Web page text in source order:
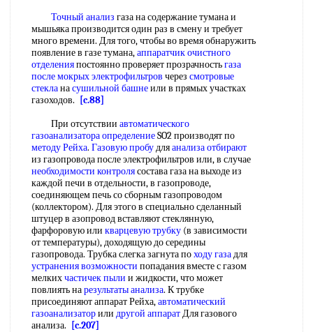
Точный анализ газа на содержание тумана и
мышьяка производится один раз в смену и требует
много времени. Для того, чтобы во время обнаружить
появление в газе тумана,аппаратчик очистного
отделенияпостоянно проверяет прозрачностьгаза
послемокрых электрофильтров через смотровые
стекланасушильной башнеили в прямых участках
газоходов.
[c.88]
При отсутствии автоматического
газоанализатора определениеSO2 производят по
методу Рейха. Газовую пробудляанализа отбирают
из газопровода после электрофильтров или, в случае
необходимости контролясостава газа на выходе из
каждой печи в отдельности, в газопроводе,
соединяющем печь со сборным газопроводом
(коллектором). Для этого в специально сделанный
штуцер в азопровод вставляют стеклянную,
фарфоровую или кварцевую трубку (в зависимости
от температуры), доходящую до середины
газопровода. Трубка слегка загнута походу газадля
устранения возможности попадания вместе с газом
мелкихчастичек пыли и жидкости, что может
повлиять нарезультаты анализа. К трубке
присоединяют аппарат Рейха,автоматический
газоанализаторили другой аппаратДля газового
анализа.
[c.207]